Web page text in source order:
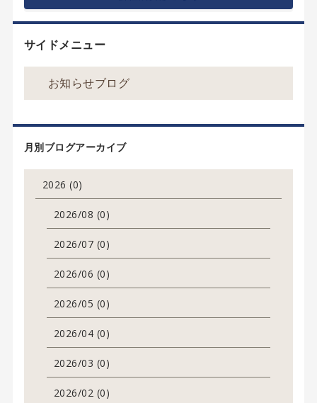
サイドメニュー
お知らせブログ
月別ブログアーカイブ
2026 (0)
2026/08 (0)
2026/07 (0)
2026/06 (0)
2026/05 (0)
2026/04 (0)
2026/03 (0)
2026/02 (0)